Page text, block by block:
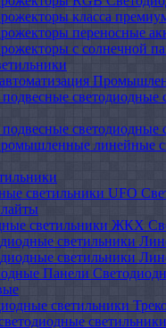
UFO
ЖКХ
Панели